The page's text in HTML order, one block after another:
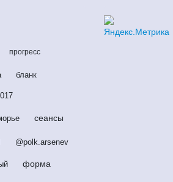
прогресс
бланк
сеансы
@polk.arsenev
форма